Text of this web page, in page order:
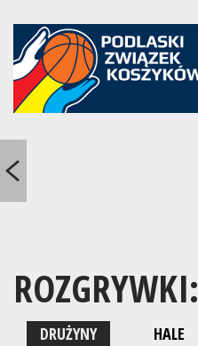
ROZGRYWKI:
DRUŻYNY HALE